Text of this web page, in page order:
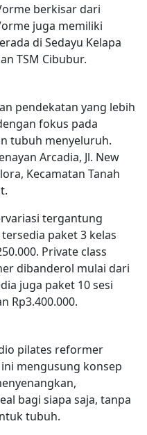
berkisar dari
juga memiliki
di Sedayu Kelapa
TSM Cibubur.
pendekatan yang lebih
fokus pada
tubuh menyeluruh.
Arcadia, Jl. New
Kecamatan Tanah
tergantung
paket 3 kelas
Private class
dibanderol mulai dari
juga paket 10 sesi
Rp3.400.000.
pilates reformer
mengusung konsep
bagi siapa saja, tanpa
tubuh.